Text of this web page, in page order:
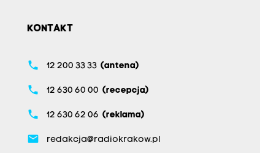
KONTAKT
phone 12 200 33 33 (antena)
phone 12 630 60 00 (recepcja)
phone 12 630 62 06 (reklama)
email redakcja@radiokrakow.pl